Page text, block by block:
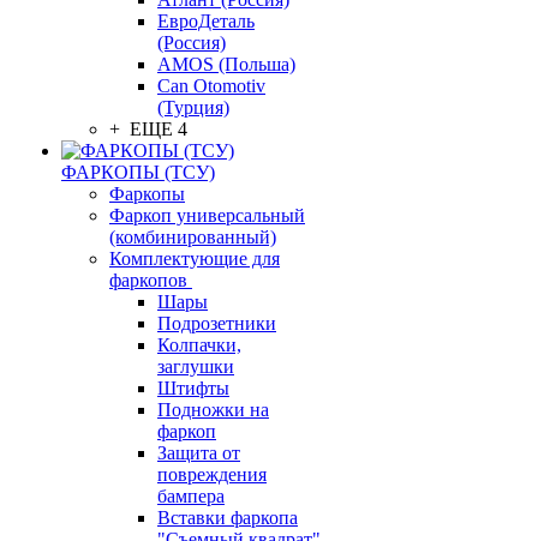
ЕвроДеталь
(Россия)
AMOS (Польша)
Can Otomotiv
(Турция)
+ ЕЩЕ 4
ФАРКОПЫ (ТСУ)
Фаркопы
Фаркоп универсальный
(комбинированный)
Комплектующие для
фаркопов
Шары
Подрозетники
Колпачки,
заглушки
Штифты
Подножки на
фаркоп
Защита от
повреждения
бампера
Вставки фаркопа